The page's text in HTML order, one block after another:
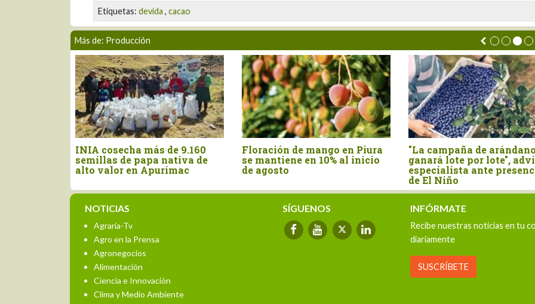
Etiquetas: devida , cacao
Más de: Producción
Producción de cacao peruano
se contrajo 11.3% en mayo de
este año
Perú: avanza proyecto
impulsará una producción de
arroz más sostenible y
resiliente
Perú es el país
donde más creció el
de pollo en los últimos
años
NOTICIAS
Agraria-Tv
Agro en la Prensa
Agronegocios
Alimentación
Ciencia e Innovación
Clima y Medio Ambiente
SÍGUENOS INFÓRMATE
Recibe nuestras noticias en tu
diariamente
SUSCRÍBETE